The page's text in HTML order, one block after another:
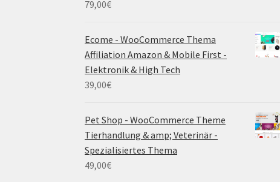
79,00€
Ecome - WooCommerce Thema
Affiliation Amazon & Mobile First -
Elektronik & High Tech
39,00€
Pet Shop - WooCommerce Theme
Tierhandlung & amp; Veterinär -
Spezialisiertes Thema
49,00€